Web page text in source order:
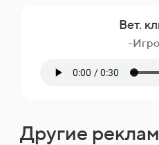
Вет.
-
Другие